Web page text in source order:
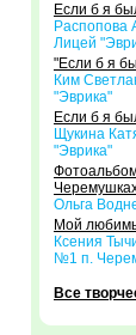
Если б я
Распопова
Лицей
"Если б я
Ким
"Эврика"
Если б я
Щукина
"Эврика"
Ольга
Мой
Ксения
№1 п.
Все